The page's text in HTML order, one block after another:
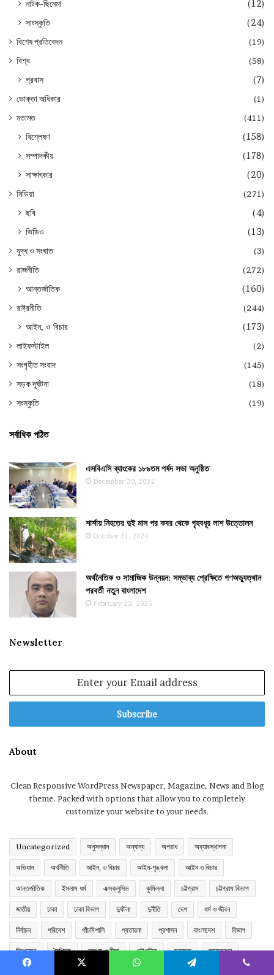
নাটক-ছিনেমা
(12)
সাংস্কৃতি
(24)
বিশেষ প্রতিবেদন
(19)
বিশ্ব
(58)
প্রবাস (7)
ভোক্তা অধিকার
(1)
মতামত
(411)
বিশ্লেষণ
(158)
সম্পাদকীয়
(178)
সাক্ষাৎকার
(20)
মিডিয়া (271)
ছবি
(4)
ভিডিও
(13)
যুদ্ধ ও সংঘাত
(3)
রাজনীতি
(272)
আন্তর্জাতিক (160)
রাষ্ট্রনীতি (244)
আইন, ও বিচার (173)
লাইফস্টাইল
(2)
সংগৃহীত সংবাদ
(145)
সড়ক দূর্ঘটনা
(18)
সংস্কৃতি
(19)
সর্বাধিক পঠিত
এসবিএসি ব্যাংকের ১৮৯তম পর্ষদ সভা অনুষ্ঠিত
December 30, 2024
শার্শায় নিহতের দুই মাস পর কবর থেকে গৃহবধূর লাশ উত্তোলন
October 31, 2024
অর্থনৈতিক ও সামাজিক উন্নয়ন: সম্ভাব্য প্রেক্ষিতে গণঅভ্যুত্থান
পরবর্তী নতুন বাংলাদেশ
February 23, 2025
Newsletter
Email
About
Clean Responsive WordPress Newspaper, Magazine, News and Blog
theme. Packed with options that allow you to completely
customize your website to your needs.
Uncategorized অনুসন্ধান অন্যান্য অপরাধ অব্যাবস্থাপনা
অভিযান অর্থনীতি আইন, ও বিচার আইন-শৃঙ্খলা আইন ও বিচার
আন্তর্জাতিক ইসলাম ধর্ম এক্সক্লুসিভ কুমিল্লা চট্টগ্রাম চট্টগ্রাম বিভাগ
জাতীয় ঢাকা ঢাকা বিভাগ দুর্ঘটনা দুর্নীতি দেশ ধর্ম ও জীবন
নির্বাচন পরিবেশ পাঁচমিশালি প্রতারনা প্রশাসন বাংলাদেশ বিভাগ
বিশ্লেষণ বৈশ্বিক ব্যাংক ও বীমা ভৌগলিক মতামত মানববন্ধন